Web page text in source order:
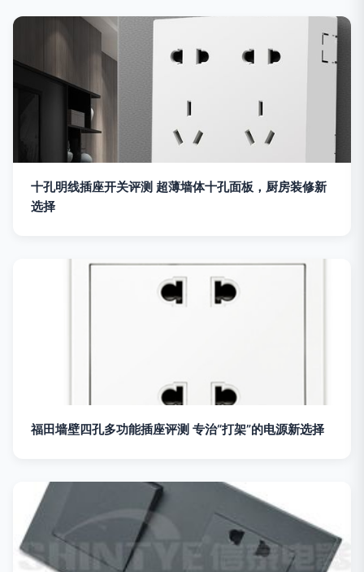
十孔明线插座开关评测 超薄墙体十孔面板，厨房装修新
选择
福田墙壁四孔多功能插座评测 专治“打架”的电源新选择